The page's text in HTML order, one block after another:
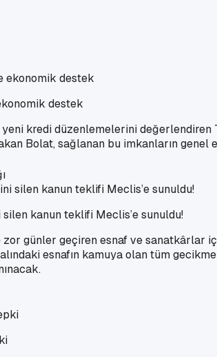
destek
kredi düzenlemelerini
Bolat, sağlanan bu imkanların
kanun teklifi Meclis’e sunuldu!
günler geçiren esnaf ve sanatkârlar
esnafın kamuya olan tüm